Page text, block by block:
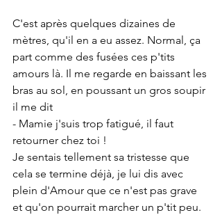
C'est après quelques dizaines de
mètres, qu'il en a eu assez. Normal, ça
part comme des fusées ces p'tits
amours là. Il me regarde en baissant les
bras au sol, en poussant un gros soupir
il me dit
- Mamie j'suis trop fatigué, il faut
retourner chez toi !
Je sentais tellement sa tristesse que
cela se termine déjà, je lui dis avec
plein d'Amour que ce n'est pas grave
et qu'on pourrait marcher un p'tit peu.